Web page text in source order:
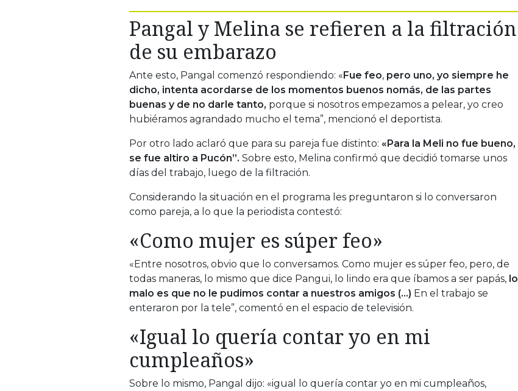
Pangal y Melina se refieren a la filtración
de su embarazo
Ante esto, Pangal comenzó respondiendo: «Fue feo, pero uno, yo siempre he
dicho, intenta acordarse de los momentos buenos nomás, de las partes
buenas y de no darle tanto, porque si nosotros empezamos a pelear, yo creo
hubiéramos agrandado mucho el tema”, mencionó el deportista.
Por otro lado aclaró que para su pareja fue distinto: «Para la Meli no fue bueno,
se fue altiro a Pucón”. Sobre esto, Melina confirmó que decidió tomarse unos
días del trabajo, luego de la filtración.
Considerando la situación en el programa les preguntaron si lo conversaron
como pareja, a lo que la periodista contestó:
«Como mujer es súper feo»
«Entre nosotros, obvio que lo conversamos. Como mujer es súper feo, pero, de
todas maneras, lo mismo que dice Pangui, lo lindo era que íbamos a ser papás, lo
malo es que no le pudimos contar a nuestros amigos (…) En el trabajo se
enteraron por la tele”, comentó en el espacio de televisión.
«Igual lo quería contar yo en mi
cumpleaños»
Sobre lo mismo, Pangal dijo: «igual lo quería contar yo en mi cumpleaños,